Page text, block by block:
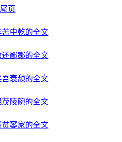
尾页
中乾的全文
鄙酂的全文
衰颓的全文
陵碗的全文
窭家的全文